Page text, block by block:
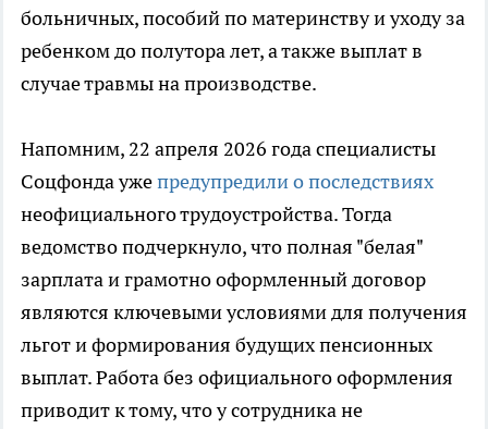
больничных, пособий по материнству и уходу за
ребенком до полутора лет, а также выплат в
случае травмы на производстве.
Напомним, 22 апреля 2026 года специалисты
Соцфонда ужепредупредили о последствиях
неофициального трудоустройства. Тогда
ведомство подчеркнуло, что полная "белая"
зарплата и грамотно оформленный договор
являются ключевыми условиями для получения
льгот и формирования будущих пенсионных
выплат. Работа без официального оформления
приводит к тому, что у сотрудника не